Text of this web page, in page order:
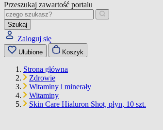
Przeszukaj zawartość portalu
Szukaj
Zaloguj się
Ulubione Koszyk
Strona główna
Zdrowie
Witaminy i minerały
Witaminy
Skin Care Hialuron Shot, płyn, 10 szt.